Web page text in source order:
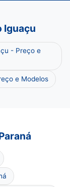
Iguaçu
- Preço e
e Modelos